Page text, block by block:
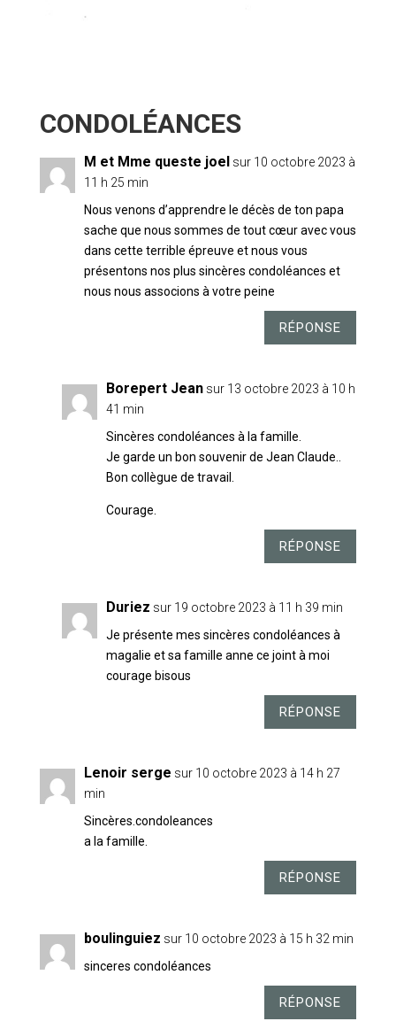
M et Mme queste joel sur 10 octobre 2023 à
11 h 25 min
Nous venons d’apprendre le décès de ton papa
sache que nous sommes de tout cœur avec vous
dans cette terrible épreuve et nous vous
présentons nos plus sincères condoléances et
nous nous associons à votre peine
RÉPONSE
Borepert Jean sur 13 octobre 2023 à 10 h
41 min
Sincères condoléances à la famille.
Je garde un bon souvenir de Jean Claude..
Bon collègue de travail.
Courage.
RÉPONSE
Duriez sur 19 octobre 2023 à 11 h 39 min
Je présente mes sincères condoléances à
magalie et sa famille anne ce joint à moi
courage bisous
RÉPONSE
Lenoir serge sur 10 octobre 2023 à 14 h 27
min
Sincères.condoleances
a la famille.
RÉPONSE
boulinguiez sur 10 octobre 2023 à 15 h 32 min
sinceres condoléances
RÉPONSE